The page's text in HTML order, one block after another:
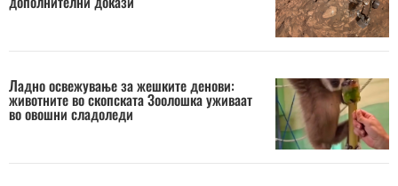
Ладно освежување за жешките денови:
животните во скопската Зоолошка уживаат
во овошни сладоледи